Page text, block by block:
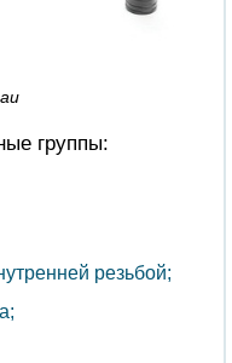
группы:
резьбой;